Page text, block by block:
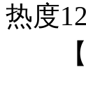
热度
【